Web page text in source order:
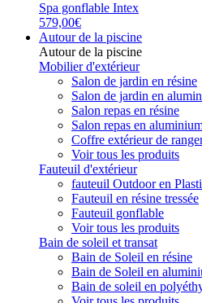
Spa gonflable Intex
579,00€
Autour de la piscine
Autour de la piscine
Mobilier d'extérieur
Salon de jardin en résine
Salon de jardin en
Salon repas en résine
Salon repas en
Coffre extérieur de
Voir tous les produits
Fauteuil d'extérieur
fauteuil Outdoor en
Fauteuil en résine tressée
Fauteuil gonflable
Voir tous les produits
Bain de soleil et transat
Bain de Soleil en résine
Bain de Soleil en
Bain de soleil en